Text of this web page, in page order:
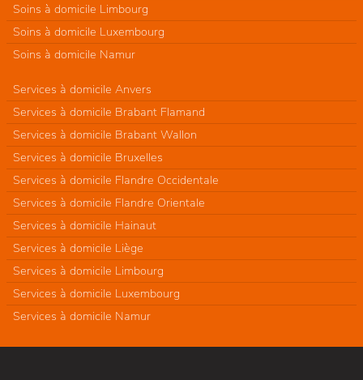
Soins à domicile Limbourg
Soins à domicile Luxembourg
Soins à domicile Namur
Services à domicile Anvers
Services à domicile Brabant Flamand
Services à domicile Brabant Wallon
Services à domicile Bruxelles
Services à domicile Flandre Occidentale
Services à domicile Flandre Orientale
Services à domicile Hainaut
Services à domicile Liège
Services à domicile Limbourg
Services à domicile Luxembourg
Services à domicile Namur